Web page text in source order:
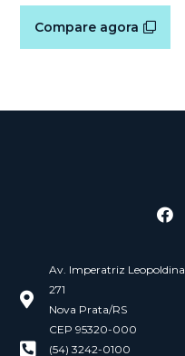
Compare agora
Av. Imperatriz Leopoldina,
271
Nova Prata/RS
CEP 95320-000
(54) 3242-0100